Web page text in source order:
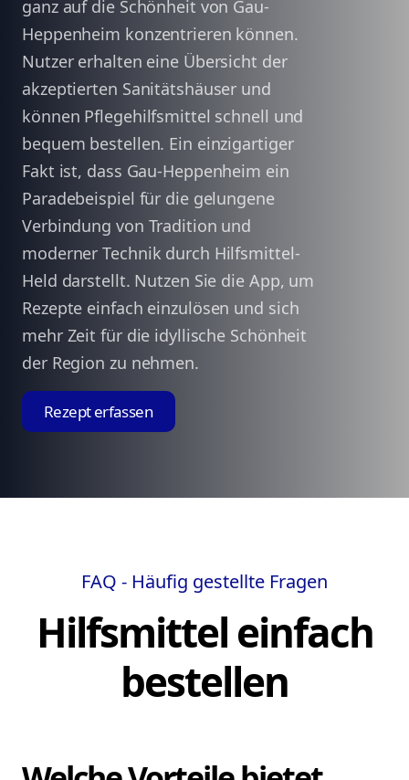
ganz auf die Schönheit von Gau-
Heppenheim konzentrieren können.
Nutzer erhalten eine Übersicht der
akzeptierten Sanitätshäuser und
können Pflegehilfsmittel schnell und
bequem bestellen. Ein einzigartiger
Fakt ist, dass Gau-Heppenheim ein
Paradebeispiel für die gelungene
Verbindung von Tradition und
moderner Technik durch Hilfsmittel-
Held darstellt. Nutzen Sie die App, um
Rezepte einfach einzulösen und sich
mehr Zeit für die idyllische Schönheit
der Region zu nehmen.
Rezept erfassen
FAQ - Häufig gestellte Fragen
Hilfsmittel einfach
bestellen